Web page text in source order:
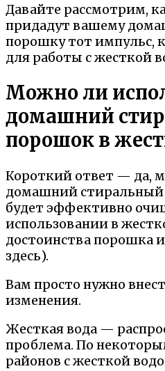
Давайте рассмотрим,
придадут вашему
порошку тот импульс,
для работы с жесткой
Можно ли
домашний
порошок в
Короткий ответ — да,
домашний
будет эффективно
использовании в
достоинства порошка
здесь).
Вам просто нужно
изменения.
Жесткая вода —
проблема. По
районов с жесткой